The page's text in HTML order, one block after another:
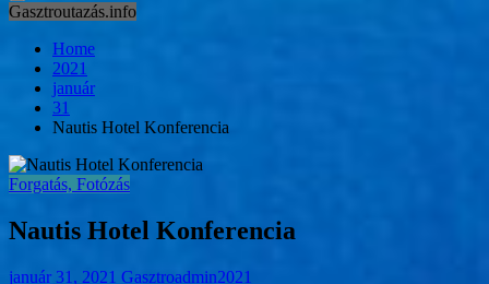
Gasztroutazás.info
Home
2021
január
31
Nautis Hotel Konferencia
Forgatás, Fotózás
Nautis Hotel Konferencia
január 31, 2021 Gasztroadmin2021